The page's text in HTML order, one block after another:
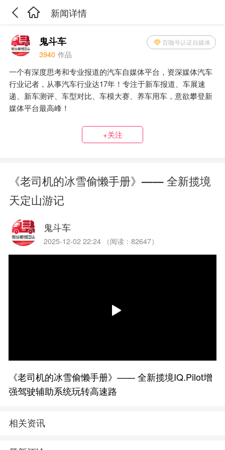
新闻详情
鬼斗车 百咖号认证自媒体
3940 作品
一个有深度思考和专业报道的汽车自媒体平台，资深媒体汽车
行业记者，从事汽车行业达17年！专注于新车报道、车展速
递、新车测评、车型对比、车模大赛、养车用车，意欲攀登新
媒体平台最高峰！
+关注
《老司机的冰雪偷懒手册》—— 全新揽境
天定山游记
鬼斗车
2025-12-02 22:24 （阅读：82647）
《老司机的冰雪偷懒手册》—— 全新揽境IQ.Pilot增
强驾驶辅助系统玩转高速路
相关资讯